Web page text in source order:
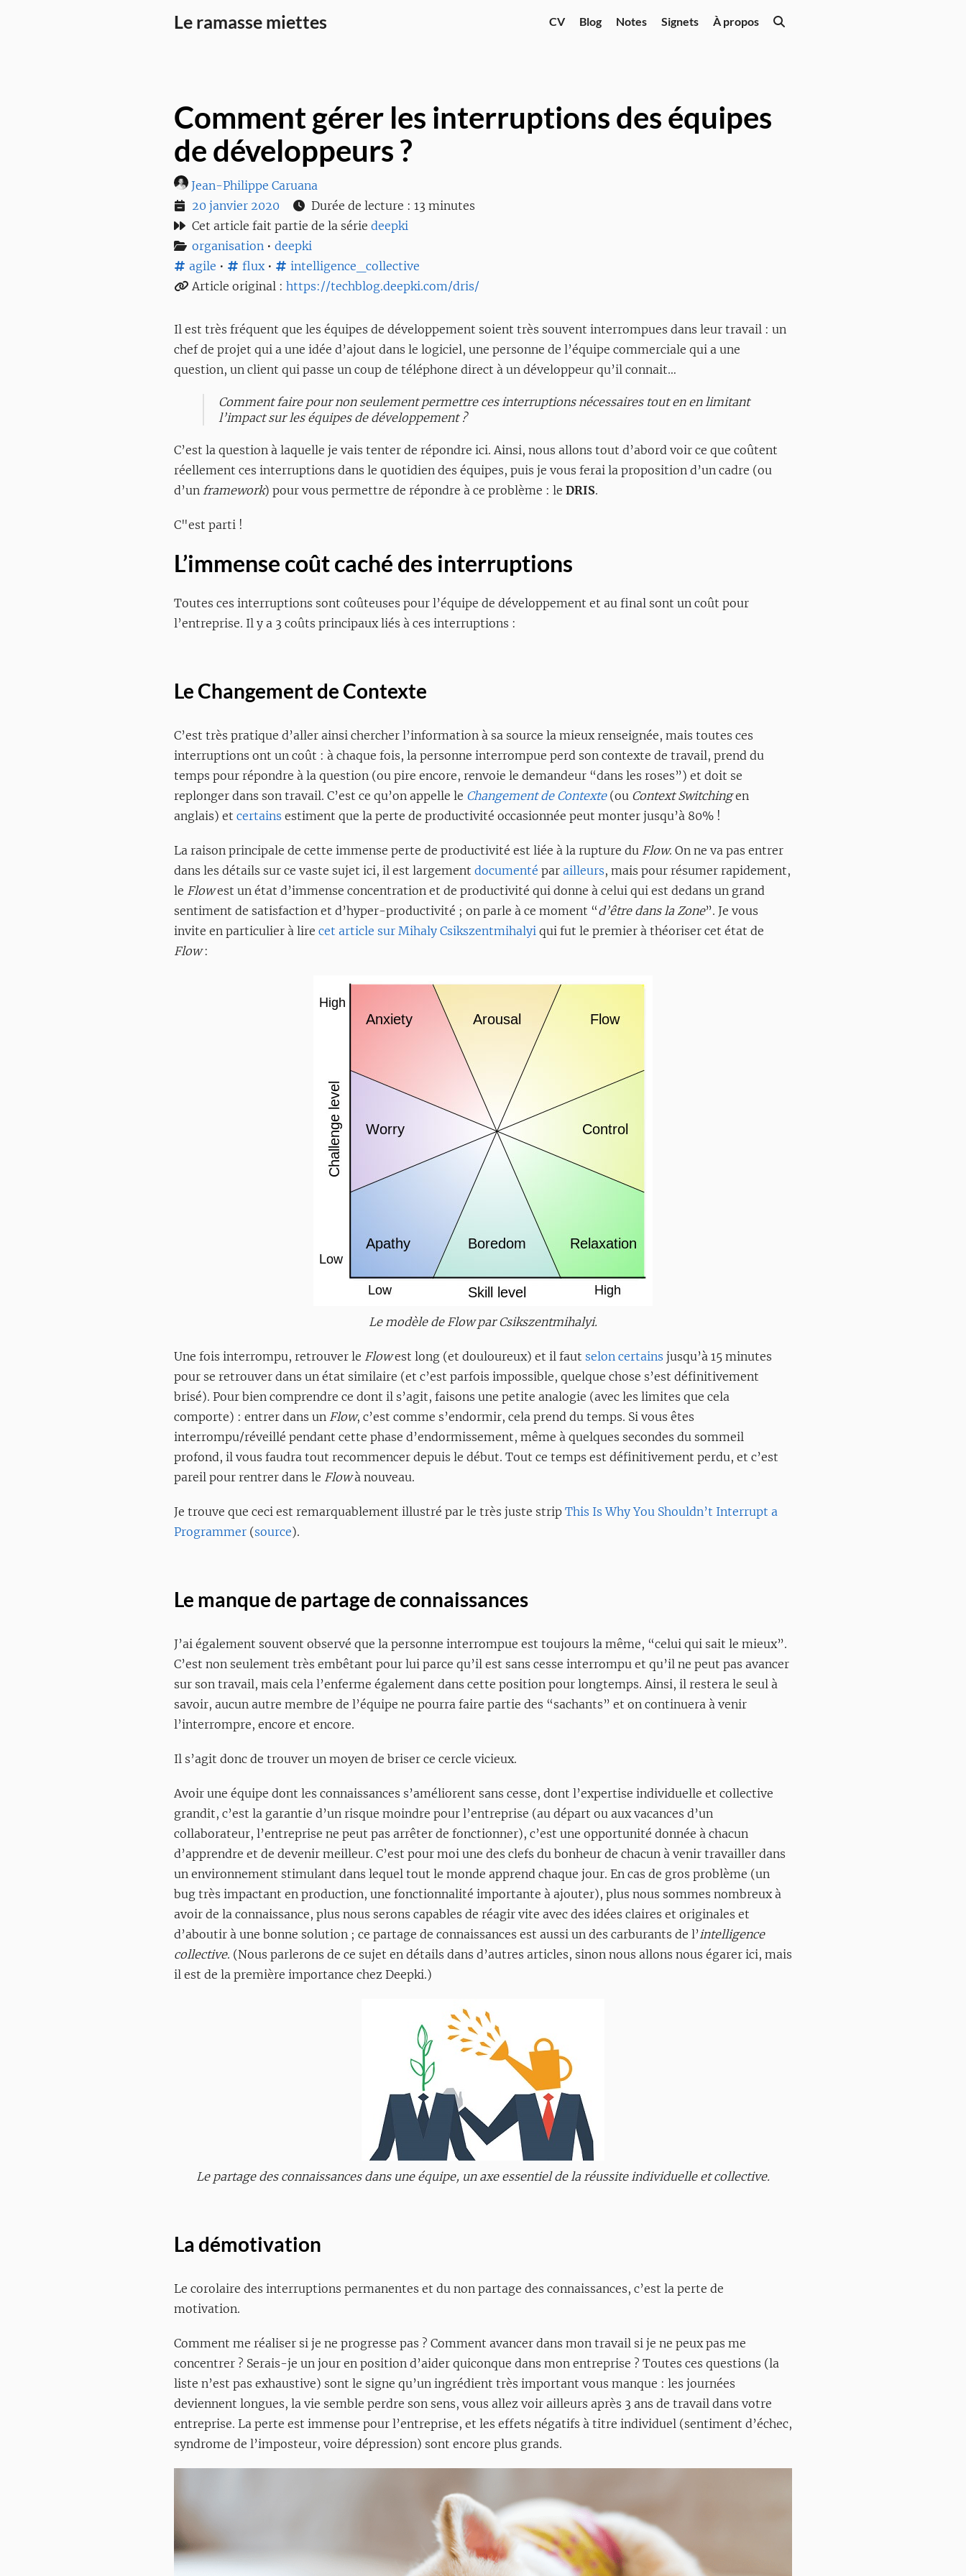
Le ramasse miettes CV Blog Notes Signets À propos
Comment gérer les interruptions des équipes
de développeurs ?
Jean-Philippe Caruana
20 janvier 2020
Durée de lecture : 13 minutes
Cet article fait partie de la série deepki
organisation • deepki
agile • flux •
intelligence_collective
Article original : https://techblog.deepki.com/dris/
Il est très fréquent que les équipes de développement soient très souvent interrompues dans leur travail : un
chef de projet qui a une idée d’ajout dans le logiciel, une personne de l’équipe commerciale qui a une
question, un client qui passe un coup de téléphone direct à un développeur qu’il connait…
Comment faire pour non seulement permettre ces interruptions nécessaires tout en en limitant
l’impact sur les équipes de développement ?
C’est la question à laquelle je vais tenter de répondre ici. Ainsi, nous allons tout d’abord voir ce que coûtent
réellement ces interruptions dans le quotidien des équipes, puis je vous ferai la proposition d’un cadre (ou
d’un framework) pour vous permettre de répondre à ce problème : le DRIS.
C"est parti !
L’immense coût caché des interruptions
Toutes ces interruptions sont coûteuses pour l’équipe de développement et au final sont un coût pour
l’entreprise. Il y a 3 coûts principaux liés à ces interruptions :
Le Changement de Contexte
C’est très pratique d’aller ainsi chercher l’information à sa source la mieux renseignée, mais toutes ces
interruptions ont un coût : à chaque fois, la personne interrompue perd son contexte de travail, prend du
temps pour répondre à la question (ou pire encore, renvoie le demandeur “dans les roses”) et doit se
replonger dans son travail. C’est ce qu’on appelle le Changement de Contexte(ou Context Switchingen
anglais) et certains estiment que la perte de productivité occasionnée peut monter jusqu’à 80% !
La raison principale de cette immense perte de productivité est liée à la rupture du Flow. On ne va pas entrer
dans les détails sur ce vaste sujet ici, il est largement documenté par ailleurs, mais pour résumer rapidement,
le Flowest un état d’immense concentration et de productivité qui donne à celui qui est dedans un grand
sentiment de satisfaction et d’hyper-productivité ; on parle à ce moment “d’être dans la Zone”. Je vous
invite en particulier à lire cet article sur Mihaly Csikszentmihalyi qui fut le premier à théoriser cet état de
Flow:
Le modèle de Flow par Csikszentmihalyi.
Une fois interrompu, retrouver le Flowest long (et douloureux) et il faut selon certains jusqu’à 15 minutes
pour se retrouver dans un état similaire (et c’est parfois impossible, quelque chose s’est définitivement
brisé). Pour bien comprendre ce dont il s’agit, faisons une petite analogie (avec les limites que cela
comporte) : entrer dans un Flow, c’est comme s’endormir, cela prend du temps. Si vous êtes
interrompu/réveillé pendant cette phase d’endormissement, même à quelques secondes du sommeil
profond, il vous faudra tout recommencer depuis le début. Tout ce temps est définitivement perdu, et c’est
pareil pour rentrer dans le Flowà nouveau.
Je trouve que ceci est remarquablement illustré par le très juste strip This Is Why You Shouldn’t Interrupt a
Programmer (source).
Le manque de partage de connaissances
J’ai également souvent observé que la personne interrompue est toujours la même, “celui qui sait le mieux”.
C’est non seulement très embêtant pour lui parce qu’il est sans cesse interrompu et qu’il ne peut pas avancer
sur son travail, mais cela l’enferme également dans cette position pour longtemps. Ainsi, il restera le seul à
savoir, aucun autre membre de l’équipe ne pourra faire partie des “sachants” et on continuera à venir
l’interrompre, encore et encore.
Il s’agit donc de trouver un moyen de briser ce cercle vicieux.
Avoir une équipe dont les connaissances s’améliorent sans cesse, dont l’expertise individuelle et collective
grandit, c’est la garantie d’un risque moindre pour l’entreprise (au départ ou aux vacances d’un
collaborateur, l’entreprise ne peut pas arrêter de fonctionner), c’est une opportunité donnée à chacun
d’apprendre et de devenir meilleur. C’est pour moi une des clefs du bonheur de chacun à venir travailler dans
un environnement stimulant dans lequel tout le monde apprend chaque jour. En cas de gros problème (un
bug très impactant en production, une fonctionnalité importante à ajouter), plus nous sommes nombreux à
avoir de la connaissance, plus nous serons capables de réagir vite avec des idées claires et originales et
d’aboutir à une bonne solution ; ce partage de connaissances est aussi un des carburants de l’intelligence
collective. (Nous parlerons de ce sujet en détails dans d’autres articles, sinon nous allons nous égarer ici, mais
il est de la première importance chez Deepki.)
Le partage des connaissances dans une équipe, un axe essentiel de la réussite individuelle et collective.
La démotivation
Le corolaire des interruptions permanentes et du non partage des connaissances, c’est la perte de
motivation.
Comment me réaliser si je ne progresse pas ? Comment avancer dans mon travail si je ne peux pas me
concentrer ? Serais-je un jour en position d’aider quiconque dans mon entreprise ? Toutes ces questions (la
liste n’est pas exhaustive) sont le signe qu’un ingrédient très important vous manque : les journées
deviennent longues, la vie semble perdre son sens, vous allez voir ailleurs après 3 ans de travail dans votre
entreprise. La perte est immense pour l’entreprise, et les effets négatifs à titre individuel (sentiment d’échec,
syndrome de l’imposteur, voire dépression) sont encore plus grands.